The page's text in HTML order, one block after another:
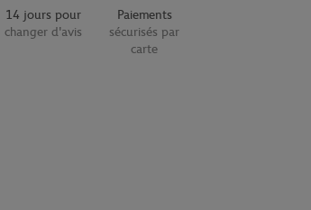
14 jours pour
changer d'avis
Paiements
sécurisés par
carte